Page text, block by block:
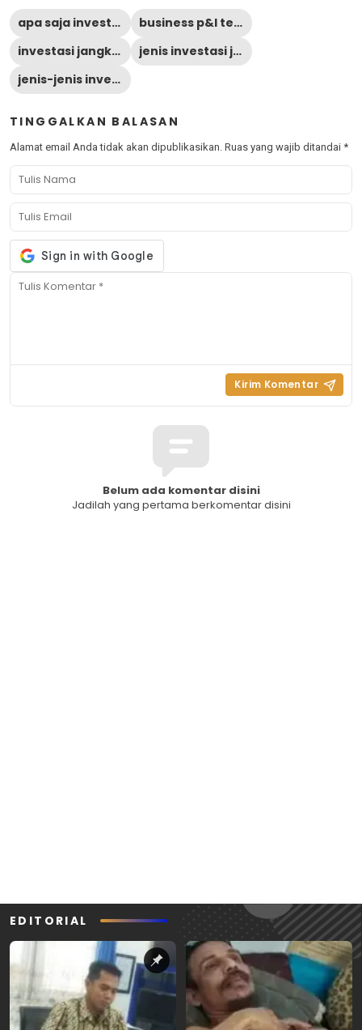
apa saja investasi jangka pendek
business p&l template
investasi jangka pendek
jenis investasi jangka pendek
jenis-jenis investasi jangka pendek
TINGGALKAN BALASAN
Alamat email Anda tidak akan dipublikasikan. Ruas yang wajib ditandai *
Belum ada komentar disini
Jadilah yang pertama berkomentar disini
EDITORIAL